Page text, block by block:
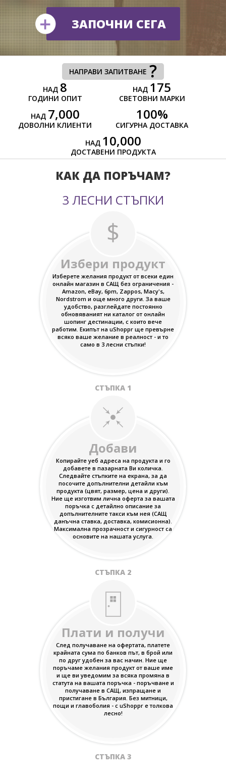
ЗАПОЧНИ СЕГА
НАПРАВИ ЗАПИТВАНЕ
НАД 8
ГОДИНИ ОПИТ
НАД 175
СВЕТОВНИ МАРКИ
НАД 7,000
ДОВОЛНИ КЛИЕНТИ
100%
СИГУРНА ДОСТАВКА
НАД 10,000
ДОСТАВЕНИ ПРОДУКТА
КАК ДА ПОРЪЧАМ?
3 ЛЕСНИ СТЪПКИ
Избери продукт
Изберете желания продукт от всеки един
онлайн магазин в САЩ без ограничения -
Amazon, eBay, 6pm, Zappos, Macy's,
Nordstrom и още много други. За ваше
удобство, разглейдате постоянно
обновяваният ни каталог от онлайн
шопинг дестинации, с които вече
работим. Екипът на uShoppr ще превърне
всяко ваше желание в реалност - и то
само в 3 лесни стъпки!
СТЪПКА 1
Добави
Копирайте уеб адреса на продукта и го
добавете в пазарната Ви количка.
Следвайте стъпките на екрана, за да
посочите допълнителни детайли към
продукта (цвят, размер, цена и други).
Ние ще изготвим лична оферта за вашата
поръчка с детайлно описание за
допълнителните такси към нея (САЩ
данъчна ставка, доставка, комисионна).
Максимална прозрачност и сигурност са
основите на нашата услуга.
СТЪПКА 2
Плати и получи
След получаване на офертата, платете
крайната сума по банков път, в брой или
по друг удобен за вас начин. Ние ще
поръчаме желания продукт от ваше име
и ще ви уведомим за всяка промяна в
статута на вашата поръчка - поръчване и
получаване в САЩ, изпращане и
пристигане в България. Без митници,
пощи и главоболия - с uShoppr е толкова
лесно!
СТЪПКА 3